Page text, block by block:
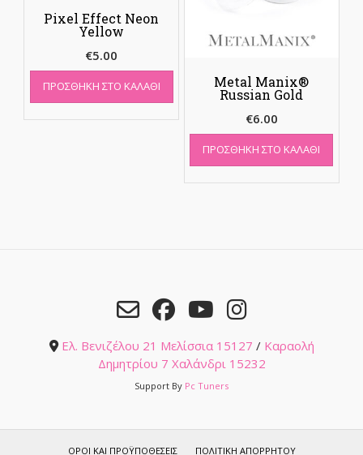
Pixel Effect Neon
Yellow
€5.00
ΠΡΟΣΘΉΚΗ ΣΤΟ ΚΑΛΆΘΙ Metal Manix®
Russian Gold
€6.00
ΠΡΟΣΘΉΚΗ ΣΤΟ ΚΑΛΆΘΙ
Ελ. Βενιζέλου 21 Μελίσσια 15127 / Καραολή
Δημητρίου 7 Χαλάνδρι 15232
Support By Pc Tuners
ΌΡΟΙ ΚΑΙ ΠΡΟΫΠΟΘΈΣΕΙΣ ΠΟΛΙΤΙΚΉ ΑΠΟΡΡΉΤΟΥ